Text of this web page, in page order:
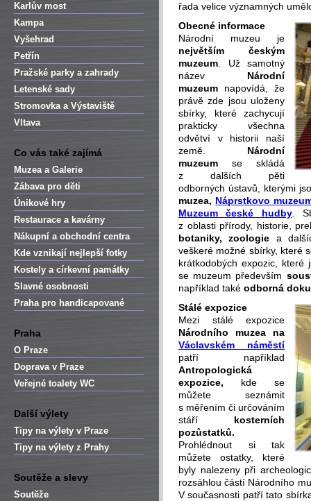
Karlův most
Kampa
Vyšehrad
Petřín
Pražské parky a zahrady
Letenské sady
Stromovka a Výstaviště
Vltava
Co vás také zajímá
Muzea a Galerie
Zábava pro děti
Únikové hry
Restaurace a kavárny
Nákupní a obchodní centra
Kde vznikají nejlepší fotky
Kostely a církevní památky
Slavné osobnosti
Praha pro handicapované
Praha
O Praze
Doprava v Praze
Veřejné toalety WC
Další výlety
Tipy na výlety v Praze
Tipy na výlety z Prahy
Soutěže a slevy
Soutěže
řada velice významných
Obecné informace
Národní muzeu je
největším českým
muzeum . Už samotný
název Národní
muzeum napovídá, že
právě zde jsou uloženy
sbírky, které zachycují
prakticky všechna
odvětví v historii naší
země. Národní
muzeum se skládá
z dalších pěti
odborných ústavů, kterými
muzea, Náprstkovo
Muzeum české hudby.
z oblasti přírody, historie,
botaniky, zoologie a
veškeré možné sbírky, které
krátkodobých expozic, které
se muzeum především
například také odborná
Stálé expozice
Mezi stálé expozice
Národního muzea na
Václavském náměstí
patří například
Antropologická
expozice, kde se
můžete seznámit
s měřením či určováním
stáří kosterních
pozůstatků.
Prohlédnout si tak
můžete ostatky, které
byly nalezeny při
rozsáhlou částí Národního
V současnosti patří tato